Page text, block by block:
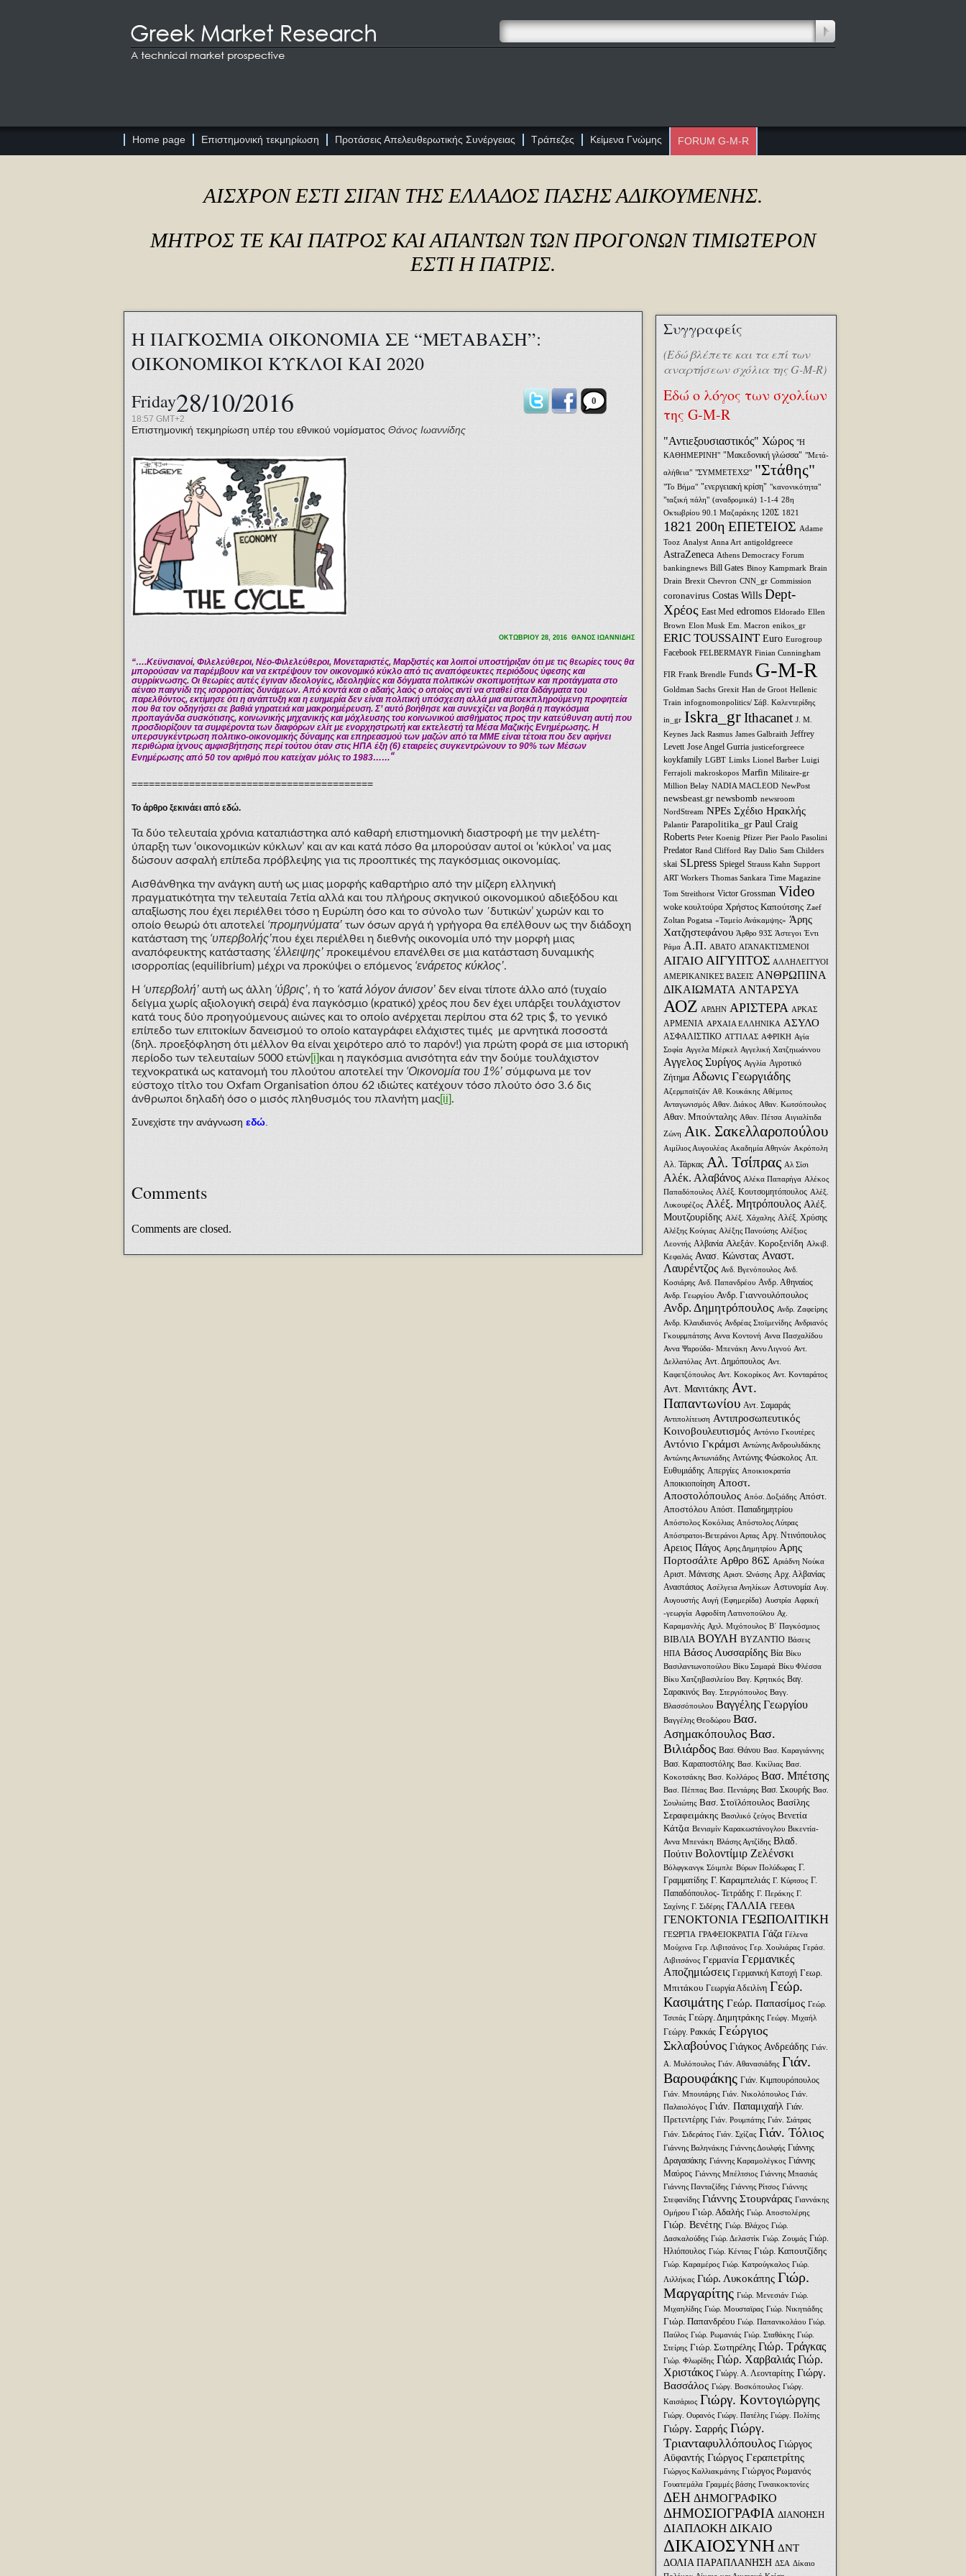
Home page Επιστημονική τεκμηρίωση Προτάσεις Απελευθερωτικής Συνέργειας Τράπεζες Κείμενα Γνώμης FORUM G-M-R
ΑΙΣΧΡΟΝ ΕΣΤΙ ΣΙΓΑΝ ΤΗΣ ΕΛΛΑΔΟΣ ΠΑΣΗΣ ΑΔΙΚΟΥΜΕΝΗΣ.
ΜΗΤΡΟΣ ΤΕ ΚΑΙ ΠΑΤΡΟΣ ΚΑΙ ΑΠΑΝΤΩΝ ΤΩΝ ΠΡΟΓΟΝΩΝ ΤΙΜΙΩΤΕΡΟΝ
ΕΣΤΙ Η ΠΑΤΡΙΣ.
Η ΠΑΓΚΟΣΜΙΑ ΟΙΚΟΝΟΜΙΑ ΣΕ “ΜΕΤΑΒΑΣΗ”:
ΟΙΚΟΝΟΜΙΚΟΙ ΚΥΚΛΟΙ ΚΑΙ 2020
Friday28/10/2016
18:57 GMT+2
Επιστημονική τεκμηρίωση υπέρ του εθνικού νομίσματος Θάνος Ιωαννίδης
0
ΟΚΤΩΒΡΙΟΥ 28, 2016 ΘΑΝΟΣ ΙΩΑΝΝΙΔΗΣ
“….Κεϋνσιανοί, Φιλελεύθεροι, Νέο-Φιλελεύθεροι, Μονεταριστές, Μαρξιστές και λοιποί υποστήριξαν ότι με τις θεωρίες τους θα
μπορούσαν να παρέμβουν και να εκτρέψουν τον οικονομικό κύκλο από τις αναπόφευκτες περιόδους ύφεσης και
συρρίκνωσης. Οι θεωρίες αυτές έγιναν ιδεολογίες, ιδεοληψίες και δόγματα πολιτικών σκοπιμοτήτων και προτάγματα στο
αέναο παιγνίδι της ισορροπίας δυνάμεων. Από κοντά και ο αδαής λαός ο οποίος αντί να σταθεί στα διδάγματα του
παρελθόντος, εκτίμησε ότι η ανάπτυξη και η ευημερία δεν είναι πολιτική υπόσχεση αλλά μια αυτοεκπληρούμενη προφητεία
που θα τον οδηγήσει σε βαθιά γηρατειά και μακροημέρευση. Σ’ αυτό βοήθησε και συνεχίζει να βοηθά η παγκόσμια
προπαγάνδα συσκότισης, κοινωνικής μηχανικής και μόχλευσης του κοινωνικού αισθήματος προς την κατεύθυνση αυτή που
προσδιορίζουν τα συμφέροντα των διαφόρων ελίτ με ενορχηστρωτή και εκτελεστή τα Μέσα Μαζικής Ενημέρωσης. Η
υπερσυγκέντρωση πολιτικο-οικονομικής δύναμης και επηρεασμού των μαζών από τα ΜΜΕ είναι τέτοια που δεν αφήνει
περιθώρια ίχνους αμφισβήτησης περί τούτου όταν στις ΗΠΑ έξη (6) εταιρείες συγκεντρώνουν το 90% των Μέσων
Ενημέρωσης από 50 τον αριθμό που κατείχαν μόλις το 1983……“
==========================================
Το άρθρο ξεκινάει από εδώ.
Τα δύο τελευταία χρόνια καταπιάστηκα από καθαρή επιστημονική διαστροφή με την μελέτη-
ύπαρξη των ‘οικονομικών κύκλων’ και αν και κατά πόσο θα μπορούσαν αυτοί οι ‘κύκλοι’ να μας
δώσουν ασφαλή επίπεδα πρόβλεψης για τις προοπτικές της παγκόσμιας οικονομίας.
Αισθάνθηκα την ανάγκη αυτή ως μιας μορφής καθαρτήριο από την μίζερη ελληνική
πραγματικότητα την τελευταία 7ετία αλλά και του πλήρους σκηνικού οικονομικού αδιεξόδου και
απαξίωσης που έχει περιέλθει τόσο η Ευρώπη όσο και το σύνολο των ΄δυτικών’ χωρών και το
οποίο θεωρώ ότι αποτελεί ‘προμηνύματα’ των όσων αργά ή γρήγορα θα επέλθουν ως την διάδοχη
κατάσταση της ‘υπερβολής’που έχει περιέλθει η διεθνής οικονομία υπό την μορφή μιας
αναπόφευκτης κατάστασης ‘έλλειψης’ προκειμένου επανέλθει σε μια κατάσταση δυναμικής
ισορροπίας (equilibrium) μέχρι να προκύψει ο επόμενος ‘ενάρετος κύκλος’.
Η ‘υπερβολή’ αυτή ως άλλη ‘ύβρις’, ή το ‘κατά λόγον άνισον’ δεν είναι τίποτε άλλο από (τυχαίο
δείγμα χωρίς αξιολογική σειρά) ένα παγκόσμιο (κρατικό) χρέος που δεν έχει υπάρξει τουλάχιστον
κατά τους δύο προηγούμενους αιώνες και το οποίο ανέρχεται περίπου στα 62 τρις $, το γενικό
επίπεδο των επιτοκίων δανεισμού το οποίο καταγράφει ελάχιστες τιμές με αρνητικά ποσοστά
(δηλ. προεξόφληση ότι μέλλον θα είναι χειρότερο από το παρόν!) για πρώτη φορά σε μια ιστορική
περίοδο των τελευταίων 5000 ετών[i]και η παγκόσμια ανισότητα εάν την δούμε τουλάχιστον
τεχνοκρατικά ως κατανομή του πλούτου αποτελεί την ‘Οικονομία του 1%’ σύμφωνα με τον
εύστοχο τίτλο του Oxfam Organisation όπου 62 ιδιώτες κατέχουν τόσο πλούτο όσο 3.6 δις
άνθρωποι δηλαδή όσο ο μισός πληθυσμός του πλανήτη μας[ii].
Συνεχίστε την ανάγνωση εδώ
Comments
Comments are closed.
Συγγραφείς
(Εδώ βλέπετε και τα επί των
αναρτήσεων σχόλια της G-M-R)
Εδώ ο λόγος των σχολίων
της G-M-R
"Αντιεξουσιαστικός" Χώρος "Η
ΚΑΘΗΜΕΡΙΝΗ" "Μακεδονική γλώσσα" "Μετά-
αλήθεια" "ΣΥΜΜΕΤΕΧΩ" "Στάθης"
"Το Βήμα" "ενεργειακή κρίση" "κανονικότητα"
"ταξική πάλη" (αναδρομικά) 1-1-4 28η
Οκτωβρίου 90.1 Μαζαράκης 120Σ 1821
1821 200η ΕΠΕΤΕΙΟΣ Adame
Tooz Analyst Anna Art antigoldgreece
AstraZeneca Athens Democracy Forum
bankingnews Bill Gates Binoy Kampmark Brain
Drain Brexit Chevron CNN_gr Commission
coronavirus Costas Wills Dept-
Χρέος East Med edromos Eldorado Ellen
Brown Elon Musk Em. Macron enikos_gr
ERIC TOUSSAINT Euro Eurogroup
Facebook FELBERMAYR Finian Cunningham
FIR Frank Brendle Funds G-M-R
Goldman Sachs Grexit Han de Groot Hellenic
Train infognomonpolitics/ Σάβ. Καλεντερίδης
in_gr Iskra_grIthacanet J. M.
Keynes Jack Rasmus James Galbraith Jeffrey
Levett Jose Angel Gurria justiceforgreece
koykfamily LGBT Limks Lionel Barber Luigi
Ferrajoli makroskopos Marfin Militaire-gr
Million Belay NADIA MACLEOD NewPost
newsbeast.gr newsbomb newsroom
NordStream NPEs Σχέδιο Ηρακλής
Palantir Parapolitika_gr Paul Craig
Roberts Peter Koenig Pfizer Pier Paolo Pasolini
Predator Rand Clifford Ray Dalio Sam Childers
skai SLpress Spiegel Strauss Kahn Support
ART Workers Thomas Sankara Time Magazine
Tom Streithorst Victor Grossman Video
woke κουλτούρα Xρήστος Καπούτσης Zaef
Zoltan Pogatsa «Ταμείο Ανάκαμψης» Άρης
Χατζηστεφάνου Άρθρο 93Σ Άστεγοι Έντι
Ράμα Α.Π. ΑΒΑΤΟ ΑΓΑΝΑΚΤΙΣΜΕΝΟΙ
ΑΙΓΑΙΟ ΑΙΓΥΠΤΟΣ ΑΛΛΗΛΕΓΓΥΟΙ
ΑΜΕΡΙΚΑΝΙΚΕΣ ΒΑΣΕΙΣ ΑΝΘΡΩΠΙΝΑ
ΔΙΚΑΙΩΜΑΤΑ ΑΝΤΑΡΣΥΑ
ΑΟΖ ΑΡΔΗΝ ΑΡΙΣΤΕΡΑ ΑΡΚΑΣ
ΑΡΜΕΝΙΑ ΑΡΧΑΙΑ ΕΛΛΗΝΙΚΑ ΑΣΥΛΟ
ΑΣΦΑΛΙΣΤΙΚΟ ΑΤΤΙΛΑΣ ΑΦΡΙΚΗ Αγία
Σοφία Αγγελα Μέρκελ Αγγελική Χατζηιωάννου
Αγγελος Συρίγος Αγγλία Αγροτικό
Ζήτημα Αδωνις Γεωργιάδης
Αζερμπαϊτζάν Αθ. Κουκάκης Αθέμιτος
Ανταγωνισμός Αθαν. Διάκος Αθαν. Κωτσόπουλος
Αθαν. Μπούνταλης Αθαν. Πέτσα Αιγιαλίτιδα
Ζώνη Αικ. Σακελλαροπούλου
Αιμίλιος Αυγουλέας Ακαδημία Αθηνών Ακρόπολη
Αλ. Τάρκας Αλ. Τσίπρας Αλ Σίσι
Αλέκ. Αλαβάνος Αλέκα Παπαρήγα Αλέκος
Παπαδόπουλος Αλέξ. Κουτσομητόπουλος Αλέξ.
Λυκουρέζος Αλέξ. Μητρόπουλος Αλέξ.
Μουτζουρίδης Αλέξ. Χάχαλης Αλέξ. Χρύσης
Αλέξης Κούγιας Αλέξης Πανούσης Αλέξιος
Λεοντής Αλβανία Αλεξάν. Κοροξενίδη Αλκιβ.
Κεφαλάς Ανασ. Κώνστας Αναστ.
Λαυρέντζος Ανδ. Βγενόπουλος Ανδ.
Κοσιάρης Ανδ. Παπανδρέου Ανδρ. Αθηναίος
Ανδρ. Γεωργίου Ανδρ. Γιαννουλόπουλος
Ανδρ. Δημητρόπουλος Ανδρ. Ζαφείρης
Ανδρ. Κλαυδιανός Ανδρέας Στοϊμενίδης Ανδριανός
Γκουρμπάτσης Αννα Κοντονή Αννα Πασχαλίδου
Αννα Ψαρούδα- Μπενάκη Αννυ Λιγνού Αντ.
Δελλατόλας Αντ. Δημόπουλος Αντ.
Καφετζόπουλος Αντ. Κοκορίκος Αντ. Κονταράτος
Αντ. Μανιτάκης Αντ.
Παπαντωνίου Αντ. Σαμαράς
Αντιπολίτευση Αντιπροσωπευτικός
Κοινοβουλευτισμός Αντόνιο Γκουτέρες
Αντόνιο Γκράμσι Αντώνης Ανδρουλιδάκης
Αντώνης Αντωνιάδης Αντώνης Φώσκολος Απ.
Ευθυμιάδης Απεργίες Αποικιοκρατία
Αποικιοποίηση Αποστ.
Αποστολόπουλος Απόσ. Δοξιάδης Απόστ.
Αποστόλου Απόστ. Παπαδημητρίου
Απόστολος Κοκόλιας Απόστολος Λύτρας
Απόστρατοι-Βετεράνοι Αρτας Αργ. Ντινόπουλος
Αρειος Πάγος Αρης Δημητρίου Αρης
Πορτοσάλτε Αρθρο 86Σ Αριάδνη Nούκα
Αριστ. Μάνεσης Αριστ. Ωνάσης Αρχ. Αλβανίας
Αναστάσιος Ασέλγεια Ανηλίκων Αστυνομία Αυγ.
Αυγουστής Αυγή (Εφημερίδα) Αυστρία Αφρική
-γεωργία Αφροδίτη Λατινοπούλου Αχ.
Καραμανλής Αχιλ. Μιχόπουλος Β΄ Παγκόσμιος
ΒΙΒΛΙΑ ΒΟΥΛΗ ΒΥΖΑΝΤΙΟ Βάσεις
ΗΠΑ Βάσος Λυσσαρίδης Βία Βίκυ
Βασιλαντωνοπούλου Βίκυ Σαμαρά Βίκυ Φλέσσα
Βίκυ Χατζηβασιλείου Βαγ. Κρητικός Βαγ.
Σαρακινός Βαγ. Στεργιόπουλος Βαγγ.
Βλασσόπουλου Βαγγέλης Γεωργίου
Βαγγέλης Θεοδώρου Βασ.
Ασημακόπουλος Βασ.
Βιλιάρδος Βασ. Θάνου Βασ. Καραγιάννης
Βασ. Καραποστόλης Βασ. Κικίλιας Βασ.
Κοκοτσάκης Βασ. Κολλάρος Βασ. Μπέτσης
Βασ. Πέππας Βασ. Πεντάρης Βασ. Σκουρής Βασ.
Σουλιώτης Βασ. Στοϊλόπουλος Βασίλης
Σεραφειμάκης Βασιλικό ζεύγος Βενετία
Κάτζια Βενιαμίν Καρακωστάνογλου Βικεντία-
Αννα Μπενάκη Βλάσης Αγτζίδης Βλαδ.
Πούτιν Βολοντίμιρ Ζελένσκι
Βόλφγκανγκ Σόιμπλε Βύρων Πολύδωρας Γ.
Γραμματίδης Γ. Καραμπελιάς Γ. Κύρτσος Γ.
Παπαδόπουλος- Τετράδης Γ. Περάκης Γ.
Σαχίνης Γ. Σιδέρης ΓΑΛΛΙΑ ΓΕΕΘΑ
ΓΕΝΟΚΤΟΝΙΑ ΓΕΩΠΟΛΙΤΙΚΗ
ΓΕΩΡΓΙΑ ΓΡΑΦΕΙΟΚΡΑΤΙΑ Γάζα Γέλενα
Μούχινα Γερ. Λιβιτσάνος Γερ. Χουλιάρας Γεράσ.
Λιβιτσάνος Γερμανία Γερμανικές
Αποζημιώσεις Γερμανική Κατοχή Γεωρ.
Μπιτάκου Γεωργία Αδειλίνη Γεώρ.
Κασιμάτης Γεώρ. Παπασίμος Γεώρ.
Τσιπάς Γεώργ. Δημητράκης Γεώργ. Μιχαήλ
Γεώργ. Ρακκάς Γεώργιος
Σκλαβούνος Γιάγκος Ανδρεάδης Γιάν.
Α. Μυλόπουλος Γιάν. Αθανασιάδης Γιάν.
Βαρουφάκης Γιάν. Κιμπουρόπουλος
Γιάν. Μπουτάρης Γιάν. Νικολόπουλος Γιάν.
Παλαιολόγος Γιάν. Παπαμιχαήλ Γιάν.
Πρετεντέρης Γιάν. Ρουμπάτης Γιάν. Σιάτρας
Γιάν. Σιδεράτος Γιάν. Σχίζας Γιάν. Τόλιος
Γιάννης Βαληνάκης Γιάννης Δουλφής Γιάννης
Δραγασάκης Γιάννης Καραμολέγκος Γιάννης
Μαύρος Γιάννης Μπέλτσιος Γιάννης Μπασιάς
Γιάννης Πανταζίδης Γιάννης Ρίτσος Γιάννης
Στεφανίδης Γιάννης Στουρνάρας Γιαννάκης
Ομήρου Γιώρ. Αδαλής Γιώρ. Αποστολέρης
Γιώρ. Βενέτης Γιώρ. Βλάχος Γιώρ.
Δασκαλούδης Γιώρ. Δελαστίκ Γιώρ. Ζουμάς Γιώρ.
Ηλιόπουλος Γιώρ. Κέντας Γιώρ. Καπουτζίδης
Γιώρ. Καραμέρος Γιώρ. Κατρούγκαλος Γιώρ.
Λιλλήκας Γιώρ. Λυκοκάπης Γιώρ.
Μαργαρίτης Γιώρ. Μενεσιάν Γιώρ.
Μιχαηλίδης Γιώρ. Μουσταϊρας Γιώρ. Νικητιάδης
Γιώρ. Παπανδρέου Γιώρ. Παπανικολάου Γιώρ.
Παύλος Γιώρ. Ρωμανιάς Γιώρ. Σταθάκης Γιώρ.
Στείρης Γιώρ. Σωτηρέλης Γιώρ. Τράγκας
Γιώρ. Φλωρίδης Γιώρ. Χαρβαλιάς Γιώρ.
Χριστάκος Γιώργ. Α. Λεονταρίτης Γιώργ.
Βασσάλος Γιώργ. Βοσκόπουλος Γιώργ.
Καισάριος Γιώργ. Κοντογιώργης
Γιώργ. Ουρανός Γιώργ. Πατέλης Γιώργ. Πολίτης
Γιώργ. Σαρρής Γιώργ.
Τριανταφυλλόπουλος Γιώργος
Αϋφαντής Γιώργος Γεραπετρίτης
Γιώργος Καλλιακμάνης Γιώργος Ρωμανός
Γουατεμάλα Γραμμές βάσης Γυναικοκτονίες
ΔΕΗ ΔΗΜΟΓΡΑΦΙΚΟ
ΔΗΜΟΣΙΟΓΡΑΦΙΑ ΔΙΑΝΟΗΣΗ
ΔΙΑΠΛΟΚΗ ΔΙΚΑΙΟ
ΔΙΚΑΙΟΣΥΝΗ ΔΝΤ
ΔΟΛΙΑ ΠΑΡΑΠΛΑΝΗΣΗ ΔΣΑ Δίκαιο